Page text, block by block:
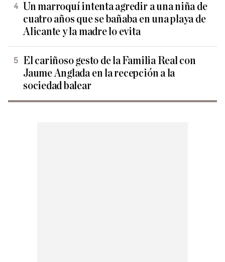
Un marroquí intenta agredir a una niña de
cuatro años que se bañaba en una playa de
Alicante y la madre lo evita
El cariñoso gesto de la Familia Real con
Jaume Anglada en la recepción a la
sociedad balear